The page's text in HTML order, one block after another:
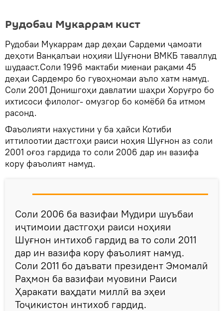
Рудобаи Мукаррам кист
Рудобаи Мукаррам дар деҳаи Сардеми ҷамоати
деҳоти Ванқалъаи ноҳияи Шуғнони ВМКБ таваллуд
шудааст.Соли 1996 мактаби миенаи рақами 45
деҳаи Сардемро бо гувоҳномаи аъло хатм намуд.
Соли 2001 Донишгоҳи давлатии шаҳри Хоруғро бо
ихтисоси филолог- омузгор бо комёбӣ ба итмом
расонд.
Фаъолияти нахустини у ба ҳайси Котиби
иттилоотии дастгоҳи раиси ноҳия Шуғнон аз соли
2001 оғоз гардида то соли 2006 дар ин вазифа
кору фаъолият намуд.
Соли 2006 ба вазифаи Мудири шуъбаи
иҷтимоии дастгоҳи раиси ноҳияи
Шуғнон интихоб гардид ва то соли 2011
дар ин вазифа кору фаъолият намуд.
Соли 2011 бо даъвати президент Эмомалӣ
Раҳмон ба вазифаи муовини Раиси
Ҳаракати ваҳдати миллӣ ва эҳеи
Тоҷикистон интихоб гардид.